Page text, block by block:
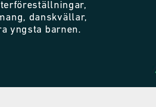
danskvällar,
yngsta barnen.